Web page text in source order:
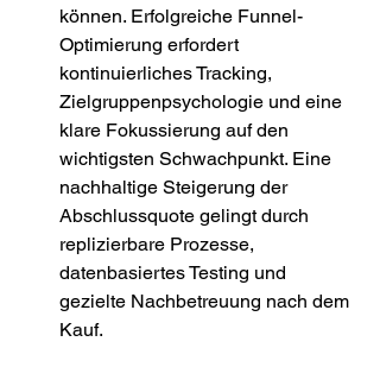
können. Erfolgreiche Funnel-
Optimierung erfordert
kontinuierliches Tracking,
Zielgruppenpsychologie und eine
klare Fokussierung auf den
wichtigsten Schwachpunkt. Eine
nachhaltige Steigerung der
Abschlussquote gelingt durch
replizierbare Prozesse,
datenbasiertes Testing und
gezielte Nachbetreuung nach dem
Kauf.